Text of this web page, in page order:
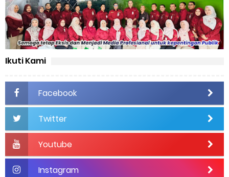
Ikuti Kami
Facebook
Twitter
Youtube
Instagram